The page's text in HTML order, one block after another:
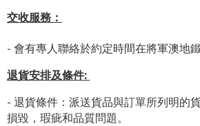
交收服務：
- 會有專人聯絡於約定時間在將軍澳地
退貨安排及條件:
- 退貨條件：派送貨品與訂單所列明的
損毀，瑕疵和品質問題。